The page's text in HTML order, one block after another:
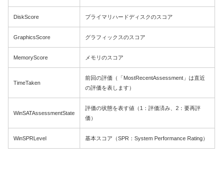
DiskScore プライマリハードディスクのスコア
GraphicsScore グラフィックスのスコア
MemoryScore メモリのスコア
TimeTaken
前回の評価（「MostRecentAssessment」は直近
の評価を表します）
WinSATAssessmentState
評価の状態を表す値（1：評価済み、2：要再評
価）
WinSPRLevel 基本スコア（SPR：System Performance Rating）